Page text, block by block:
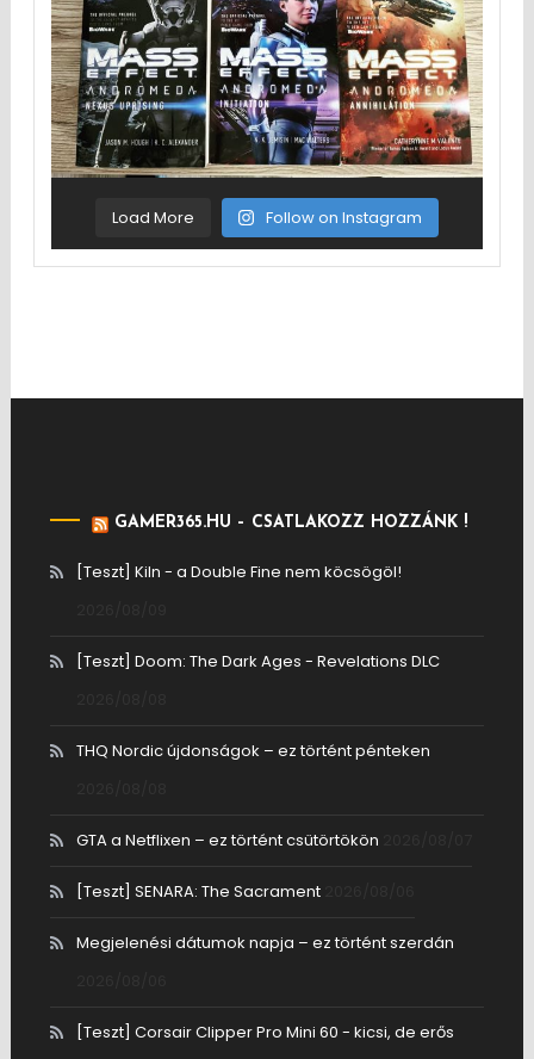
Load More Follow on Instagram
GAMER365.HU – CSATLAKOZZ HOZZÁNK !
[Teszt] Kiln - a Double Fine nem köcsögöl!
[Teszt] Doom: The Dark Ages - Revelations DLC
THQ Nordic újdonságok – ez történt pénteken
GTA a Netflixen – ez történt csütörtökön
[Teszt] SENARA: The Sacrament
Megjelenési dátumok napja – ez történt szerdán
[Teszt] Corsair Clipper Pro Mini 60 - kicsi, de erős